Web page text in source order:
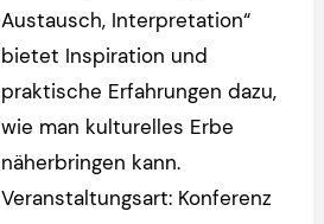
Austausch, Interpretation“
bietet Inspiration und
praktische Erfahrungen dazu,
wie man kulturelles Erbe
näherbringen kann.
Veranstaltungsart: Konferenz